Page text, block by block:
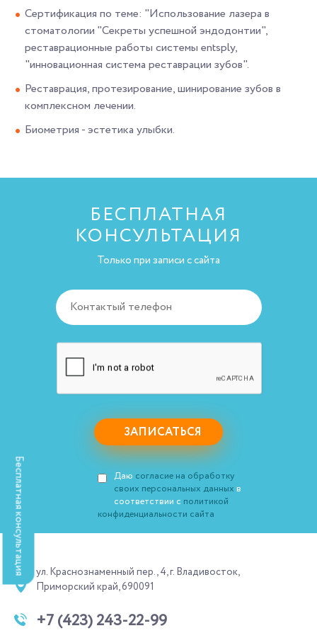
Сертификация по теме: "Использование лазера в
стоматологии "Секреты успешной эндодонтии",
реставрационные работы системы entsply,
"инновационная система реставрации зубов".
Реставрация, протезирование, шинирование зубов в
комплексном лечении.
Биометрия - эстетика улыбки.
БЕСПЛАТНАЯ
КОНСУЛЬТАЦИЯ
Только при записи с сайта
Даю согласие на обработку
своих персональных данных в
соответствии с политикой
конфиденциальности сайта
ул. Краснознаменный пер., 4, г. Владивосток,
Приморский край, 690091
+7 (423) 243-22-99
Бесплатная консультация